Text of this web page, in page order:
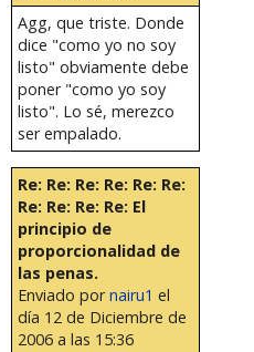
Agg, que triste. Donde
dice "como yo no soy
listo" obviamente debe
poner "como yo soy
listo". Lo sé, merezco
ser empalado.
Re: Re: Re: Re: Re: Re:
Re: Re: Re: Re: El
principio de
proporcionalidad de
las penas.
Enviado pornairu1 el
día 12 de Diciembre de
2006 a las 15:36